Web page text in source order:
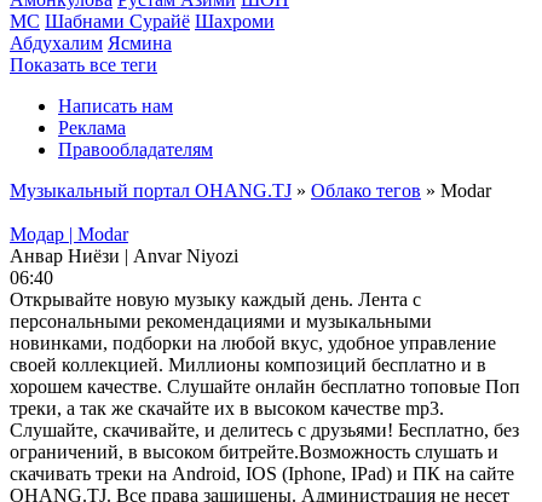
МС Шабнами Сурайё Шахроми
Абдухалим Ясмина
Показать все теги
Написать нам
Реклама
Правообладателям
Музыкальный портал OHANG.TJ » Облако тегов » Modar
Модар | Modar
Анвар Ниёзи | Anvar Niyozi
06:40
Открывайте новую музыку каждый день. Лента с
персональными рекомендациями и музыкальными
новинками, подборки на любой вкус, удобное управление
своей коллекцией. Миллионы композиций бесплатно и в
хорошем качестве. Слушайте онлайн бесплатно топовые Поп
треки, а так же скачайте их в высоком качестве mp3.
Слушайте, скачивайте, и делитесь с друзьями! Бесплатно, без
ограничений, в высоком битрейте.Возможность слушать и
скачивать треки на Android, IOS (Iphone, IPad) и ПК на сайте
OHANG.TJ. Все права защищены. Администрация не несет